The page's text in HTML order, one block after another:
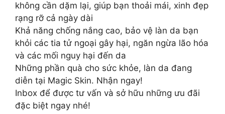
không cần dặm lại, giúp bạn thoải mái, xinh đẹp
rạng rỡ cả ngày dài
Khả năng chống nắng cao, bảo vệ làn da bạn
khỏi các tia tử ngoại gây hại, ngăn ngừa lão hóa
và các mối nguy hại đến da
Những phần quà cho sức khỏe, làn da đang
diễn tại Magic Skin. Nhận ngay!
Inbox để được tư vấn và sở hữu những ưu đãi
đặc biệt ngay nhé!